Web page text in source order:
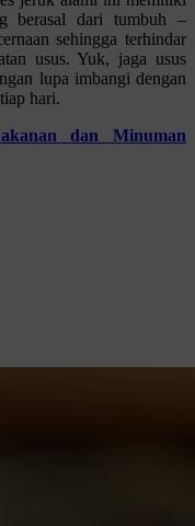
berasal dari tumbuh –
sehingga terhindar
usus. Yuk, jaga usus
lupa imbangi dengan
hari.
dan Minuman